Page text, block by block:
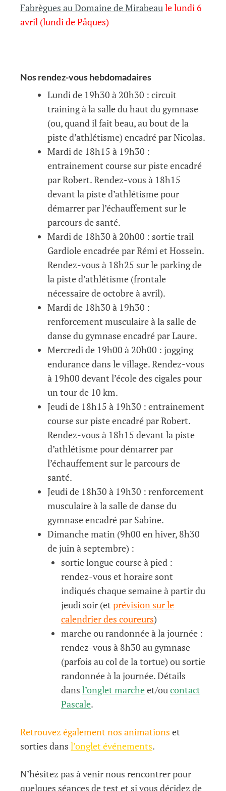
Fabrègues au Domaine de Mirabeaule lundi 6
avril (lundi de Pâques)
Nos rendez-vous hebdomadaires
Lundi de 19h30 à 20h30 : circuit
training à la salle du haut du gymnase
(ou, quand il fait beau, au bout de la
piste d’athlétisme) encadré par Nicolas.
Mardi de 18h15 à 19h30 :
entrainement course sur piste encadré
par Robert. Rendez-vous à 18h15
devant la piste d’athlétisme pour
démarrer par l’échauffement sur le
parcours de santé.
Mardi de 18h30 à 20h00 : sortie trail
Gardiole encadrée par Rémi et Hossein.
Rendez-vous à 18h25 sur le parking de
la piste d’athlétisme (frontale
nécessaire de octobre à avril).
Mardi de 18h30 à 19h30 :
renforcement musculaire à la salle de
danse du gymnase encadré par Laure.
Mercredi de 19h00 à 20h00 : jogging
endurance dans le village. Rendez-vous
à 19h00 devant l’école des cigales pour
un tour de 10 km.
Jeudi de 18h15 à 19h30 : entrainement
course sur piste encadré par Robert.
Rendez-vous à 18h15 devant la piste
d’athlétisme pour démarrer par
l’échauffement sur le parcours de
santé.
Jeudi de 18h30 à 19h30 : renforcement
musculaire à la salle de danse du
gymnase encadré par Sabine.
Dimanche matin (9h00 en hiver, 8h30
de juin à septembre) :
sortie longue course à pied :
rendez-vous et horaire sont
indiqués chaque semaine à partir du
jeudi soir (et prévision sur le
calendrier des coureurs)
marche ou randonnée à la journée :
rendez-vous à 8h30 au gymnase
(parfois au col de la tortue) ou sortie
randonnée à la journée. Détails
dans l’onglet marcheet/oucontact
Pascale.
Retrouvez également nos animations et
sorties dans l’onglet événements.
N’hésitez pas à venir nous rencontrer pour
quelques séances de test et si vous décidez de